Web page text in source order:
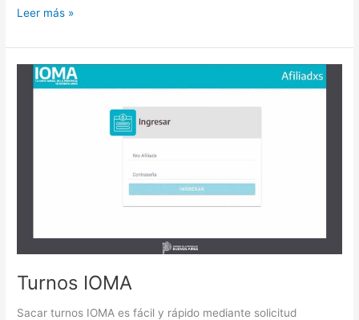
Turnos
Stamboulian
Leer más »
Turnos IOMA
Sacar turnos IOMA es fácil y rápido mediante solicitud